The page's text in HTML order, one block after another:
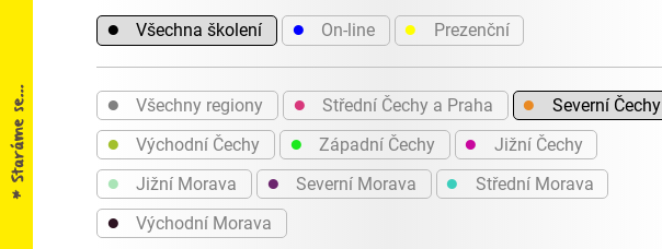
● Všechna školení ● On-line ● Prezenční
● Všechny regiony ● Střední Čechy a Praha ● Severní Čechy
● Východní Čechy ● Západní Čechy ● Jižní Čechy
● Jižní Morava ● Severní Morava ● Střední Morava
● Východní Morava